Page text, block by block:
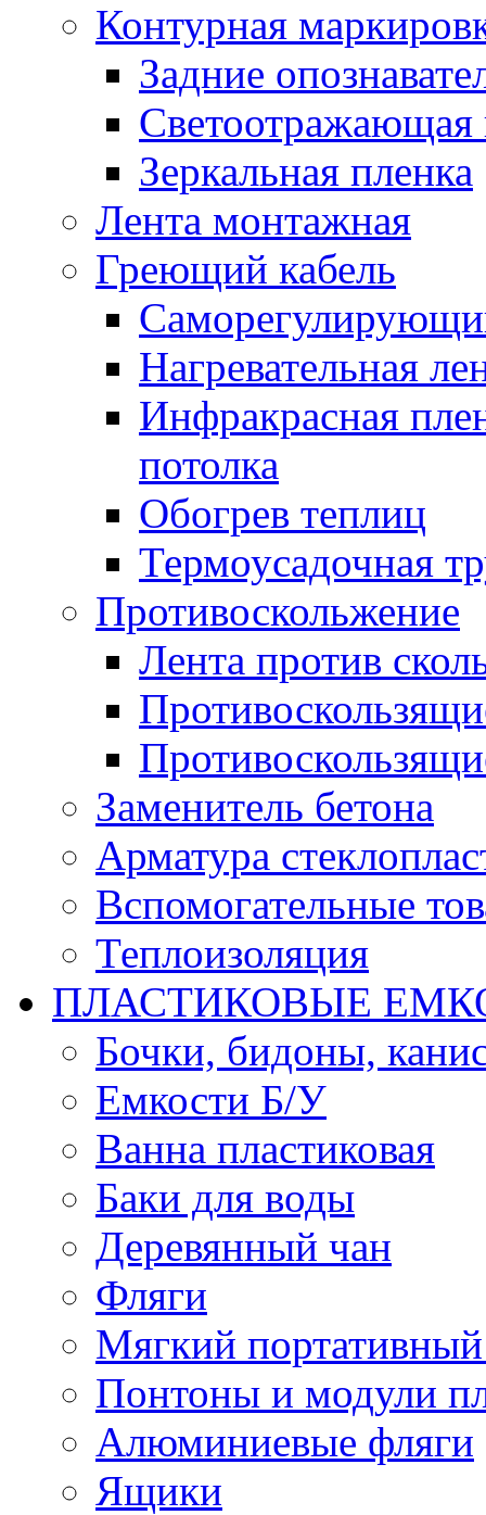
Контурная
Задние
Светоотражающая
Зеркальная пленка
Лента монтажная
Греющий кабель
Нагревательная
Инфракрасная
потолка
Обогрев теплиц
Термоусадочная
Противоскольжение
Лента против
Заменитель бетона
Арматура
Вспомогательные
Теплоизоляция
ПЛАСТИКОВЫЕ
Бочки, бидоны,
Емкости Б/У
Ванна пластиковая
Баки для воды
Деревянный чан
Фляги
Мягкий
Понтоны и модули
Алюминиевые фляги
Ящики